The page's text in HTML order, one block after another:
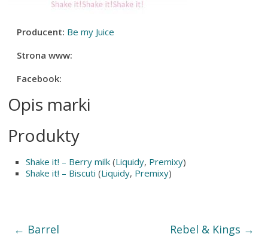
Producent: Be my Juice
Strona www:
Facebook:
Opis marki
Produkty
Shake it! – Berry milk (Liquidy, Premixy)
Shake it! – Biscuti (Liquidy, Premixy)
← Barrel Rebel & Kings →